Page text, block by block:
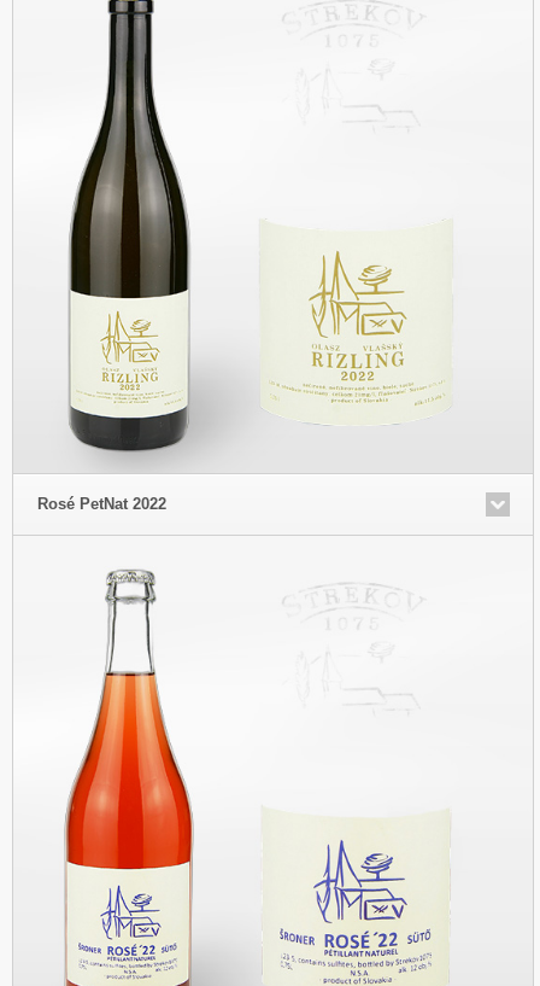
Rosé PetNat 2022